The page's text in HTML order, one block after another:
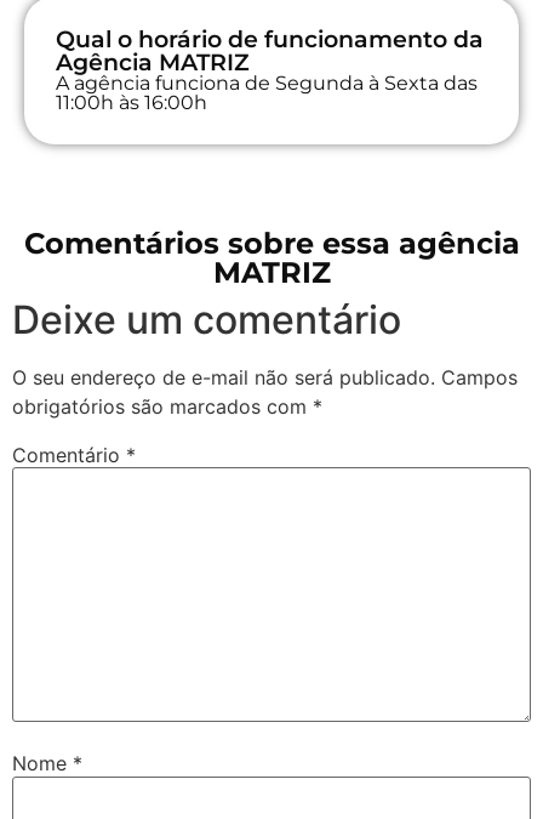
Qual o horário de funcionamento da
Agência MATRIZ
A agência funciona de Segunda à Sexta das
11:00h às 16:00h
Comentários sobre essa agência
MATRIZ
Deixe um comentário
O seu endereço de e-mail não será publicado. Campos
obrigatórios são marcados com *
Comentário *
Nome *